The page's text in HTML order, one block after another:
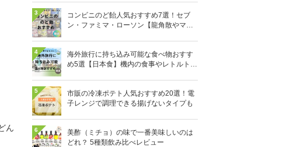
ん
3
コンビニのど飴人気おすすめ7選！セブ
ン・ファミマ・ローソン【龍角散やマヌ
4
海外旅行に持ち込み可能な食べ物おすす
め5選【日本食】機内の食事やレトルト食
5
市販の冷凍ポテト人気おすすめ20選！電
子レンジで調理できる揚げないタイプも
6
美酢（ミチョ）の味で一番美味しいのは
どれ？ 5種類飲み比べレビュー